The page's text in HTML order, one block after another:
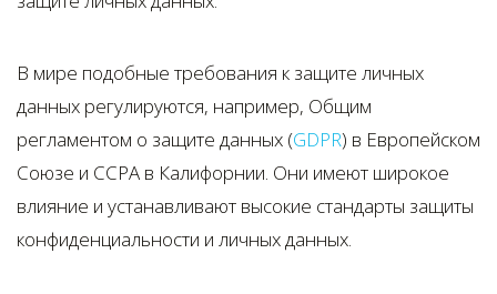
В мире подобные требования к защите личных
данных регулируются, например, Общим
регламентом о защите данных (GDPR) в Европейском
Союзе и CCPA в Калифорнии. Они имеют широкое
влияние и устанавливают высокие стандарты защиты
конфиденциальности и личных данных.